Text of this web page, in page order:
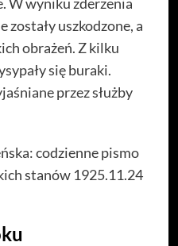
zostały uszkodzone, a
obrażeń. Z kilku
się buraki.
przez służby
codzienne pismo
stanów 1925.11.24